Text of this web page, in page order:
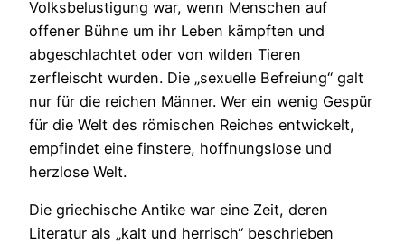
Volksbelustigung war, wenn Menschen auf
offener Bühne um ihr Leben kämpften und
abgeschlachtet oder von wilden Tieren
zerfleischt wurden. Die „sexuelle Befreiung“ galt
nur für die reichen Männer. Wer ein wenig Gespür
für die Welt des römischen Reiches entwickelt,
empfindet eine finstere, hoffnungslose und
herzlose Welt.
Die griechische Antike war eine Zeit, deren
Literatur als „kalt und herrisch“ beschrieben